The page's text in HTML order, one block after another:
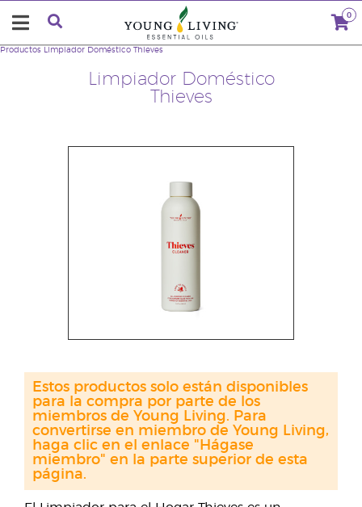
0
Limpiador Doméstico
Thieves
Productos Limpiador Doméstico Thieves
Estos productos solo están disponibles
para la compra por parte de los
miembros de Young Living. Para
convertirse en miembro de Young Living,
haga clic en el enlace "Hágase
miembro" en la parte superior de esta
página.